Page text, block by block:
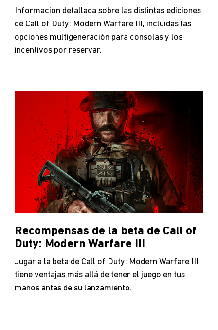
Información detallada sobre las distintas ediciones
de Call of Duty: Modern Warfare III, incluidas las
opciones multigeneración para consolas y los
incentivos por reservar.
Recompensas de la beta de Call of
Duty: Modern Warfare III
Jugar a la beta de Call of Duty: Modern Warfare III
tiene ventajas más allá de tener el juego en tus
manos antes de su lanzamiento.